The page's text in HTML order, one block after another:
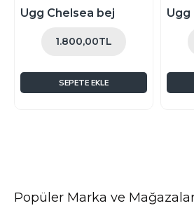
ÇOK SATAN
Ugg Chelsea bej
1.800,00TL
SEPETE EKLE
Ugg
Popüler Marka ve